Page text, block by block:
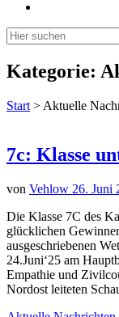
Kategorie:
Start > Aktuelle
7c: Klasse
von Vehlow 26. Juni
Die Klasse 7C des
glücklichen
ausgeschriebenen
24.Juni‘25 am
Empathie und
Nordost leiteten